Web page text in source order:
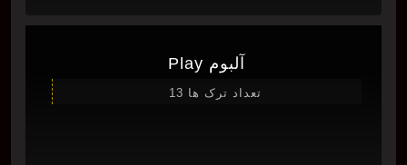
آلبوم Play
تعداد ترک ها 13